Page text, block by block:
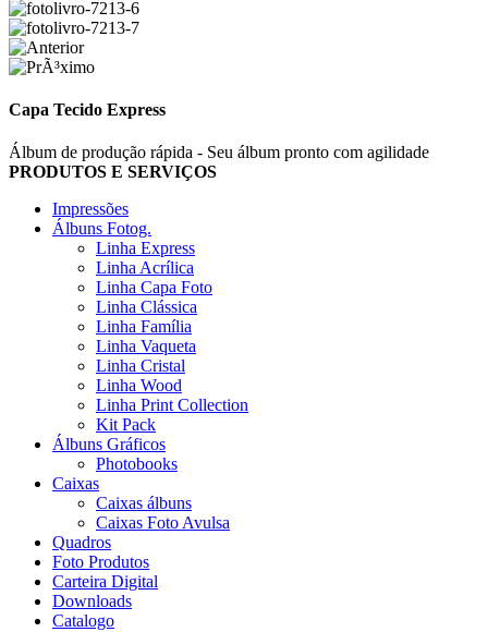
Capa Tecido Express
Álbum de produção rápida - Seu álbum pronto com agilidade
PRODUTOS E SERVIÇOS
Impressões
Álbuns Fotog.
Linha Express
Linha Acrílica
Linha Capa Foto
Linha Clássica
Linha Família
Linha Vaqueta
Linha Cristal
Linha Wood
Linha Print Collection
Kit Pack
Álbuns Gráficos
Photobooks
Caixas
Caixas álbuns
Caixas Foto Avulsa
Quadros
Foto Produtos
Carteira Digital
Downloads
Catalogo